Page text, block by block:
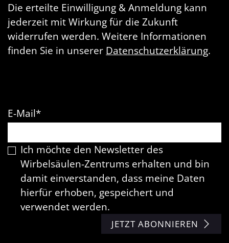
Die erteilte Einwilligung & Anmeldung kann
jederzeit mit Wirkung für die Zukunft
widerrufen werden. Weitere Informationen
finden Sie in unserer Datenschutzerklärung.
E-Mail*
Ich möchte den Newsletter des
Wirbelsäulen-Zentrums erhalten und bin
damit einverstanden, dass meine Daten
hierfür erhoben, gespeichert und
verwendet werden.
JETZT ABONNIEREN